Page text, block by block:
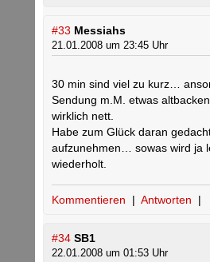
#33 Messiahs
21.01.2008 um 23:45 Uhr
30 min sind viel zu kurz…
Sendung m.M. etwas
wirklich nett.
Habe zum Glück daran
aufzunehmen… sowas wird ja
wiederholt.
Kommentieren | Antworten |
#34 SB1
22.01.2008 um 01:53 Uhr